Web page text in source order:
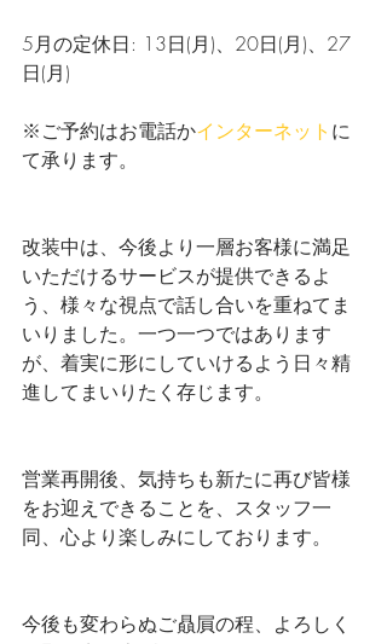
5月の定休日: 13日(月)、20日(月)、27
日(月)
※ご予約はお電話かインターネット に
て承ります。
改装中は、今後より一層お客様に満足
いただけるサービスが提供できるよ
う、様々な視点で話し合いを重ねてま
いりました。一つ一つではあります
が、着実に形にしていけるよう日々精
進してまいりたく存じます。
営業再開後、気持ちも新たに再び皆様
をお迎えできることを、スタッフ一
同、心より楽しみにしております。
今後も変わらぬご贔屓の程、よろしく